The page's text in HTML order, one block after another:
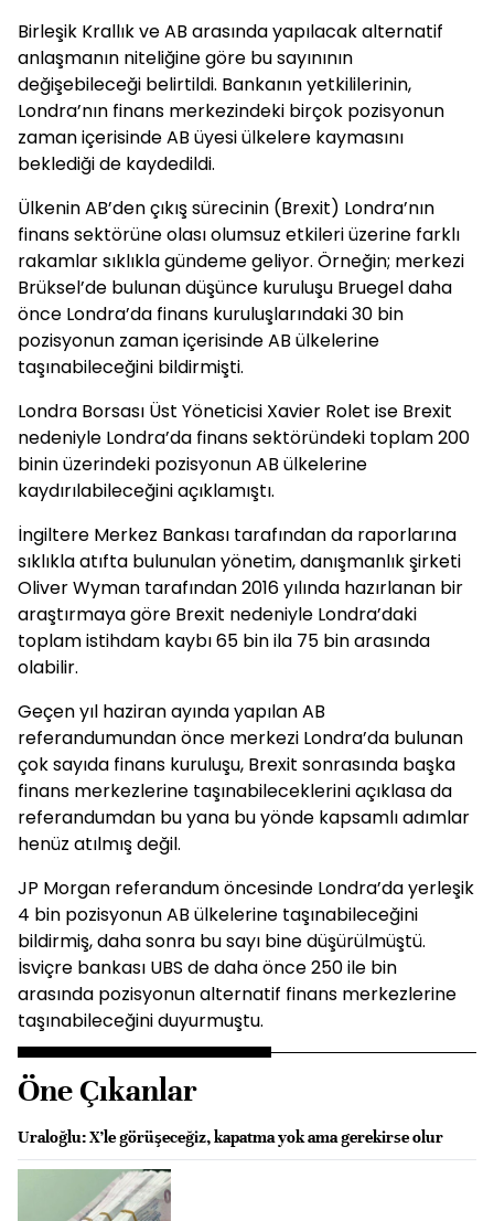
Birleşik Krallık ve AB arasında yapılacak alternatif
anlaşmanın niteliğine göre bu sayınının
değişebileceği belirtildi. Bankanın yetkililerinin,
Londra’nın finans merkezindeki birçok pozisyonun
zaman içerisinde AB üyesi ülkelere kaymasını
beklediği de kaydedildi.
Ülkenin AB’den çıkış sürecinin (Brexit) Londra’nın
finans sektörüne olası olumsuz etkileri üzerine farklı
rakamlar sıklıkla gündeme geliyor. Örneğin; merkezi
Brüksel’de bulunan düşünce kuruluşu Bruegel daha
önce Londra’da finans kuruluşlarındaki 30 bin
pozisyonun zaman içerisinde AB ülkelerine
taşınabileceğini bildirmişti.
Londra Borsası Üst Yöneticisi Xavier Rolet ise Brexit
nedeniyle Londra’da finans sektöründeki toplam 200
binin üzerindeki pozisyonun AB ülkelerine
kaydırılabileceğini açıklamıştı.
İngiltere Merkez Bankası tarafından da raporlarına
sıklıkla atıfta bulunulan yönetim, danışmanlık şirketi
Oliver Wyman tarafından 2016 yılında hazırlanan bir
araştırmaya göre Brexit nedeniyle Londra’daki
toplam istihdam kaybı 65 bin ila 75 bin arasında
olabilir.
Geçen yıl haziran ayında yapılan AB
referandumundan önce merkezi Londra’da bulunan
çok sayıda finans kuruluşu, Brexit sonrasında başka
finans merkezlerine taşınabileceklerini açıklasa da
referandumdan bu yana bu yönde kapsamlı adımlar
henüz atılmış değil.
JP Morgan referandum öncesinde Londra’da yerleşik
4 bin pozisyonun AB ülkelerine taşınabileceğini
bildirmiş, daha sonra bu sayı bine düşürülmüştü.
İsviçre bankası UBS de daha önce 250 ile bin
arasında pozisyonun alternatif finans merkezlerine
taşınabileceğini duyurmuştu.
Öne Çıkanlar
Uraloğlu: X’le görüşeceğiz, kapatma yok ama gerekirse olur